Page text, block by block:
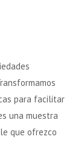
para facilitar
una muestra
que ofrezco